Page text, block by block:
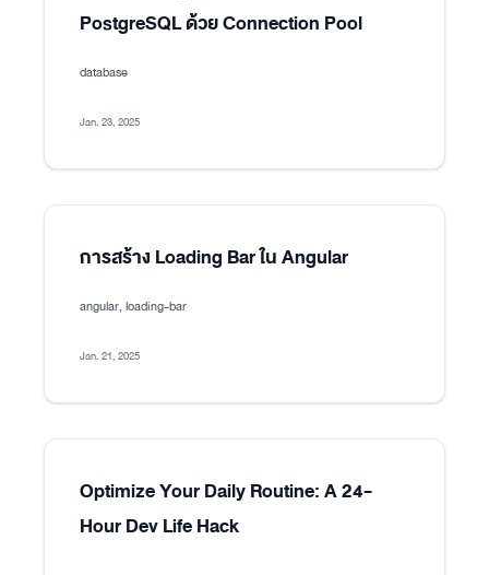
PostgreSQL ด้วย Connection Pool
database
Jan. 23, 2025
การสร้าง Loading Bar ใน Angular
angular, loading-bar
Jan. 21, 2025
Optimize Your Daily Routine: A 24-
Hour Dev Life Hack